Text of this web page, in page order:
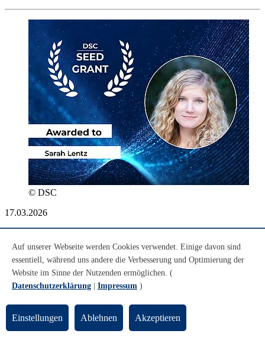
© DSC
17.03.2026
digitalen Workflows zur Erfassung früh-
neuzeitlicher Mobilitätsdaten
eine der umfangreichsten Überlieferungen zu Reise- und
Bewegungsformen im frühneuzeitlichen Mitteleuropa systematisch
erfasst werden. Dazu werden historische Fremdenlisten in einen
Auf unserer Webseite werden Cookies verwendet. Einige davon sind
essentiell, während uns andere die Verbesserung und Optimierung der
Website im Sinne der Nutzenden ermöglichen. (
Datenschutzerklärung
Impressum )
Einstellungen Ablehnen Akzeptieren